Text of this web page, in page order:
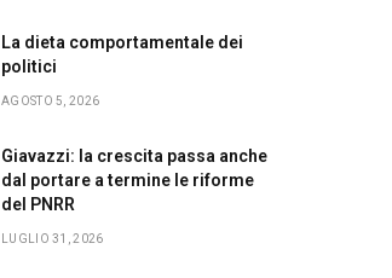
La dieta comportamentale dei
politici
AGOSTO 5, 2026
Giavazzi: la crescita passa anche
dal portare a termine le riforme
del PNRR
LUGLIO 31, 2026